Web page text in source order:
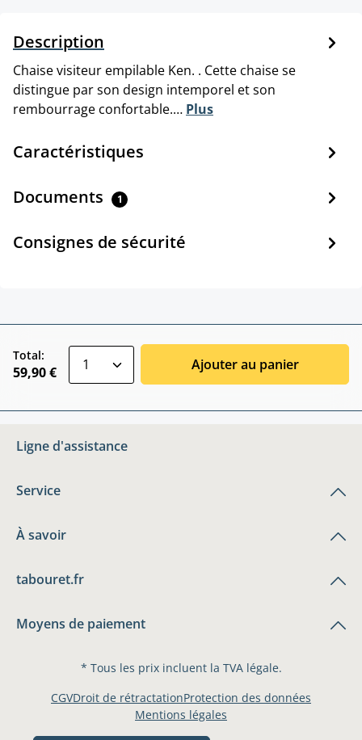
Description
Chaise visiteur empilable Ken. . Cette chaise se
distingue par son design intemporel et son
rembourrage confortable.… Plus
Caractéristiques
Documents 1
Consignes de sécurité
Total:
59,90 € Ajouter au panier
Ligne d'assistance
Service
À savoir
tabouret.fr
Moyens de paiement
* Tous les prix incluent la TVA légale.
CGVDroit de rétractationProtection des données
Mentions légales